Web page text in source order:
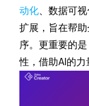
动化、数据可
扩展，旨在帮
序。更重要的
性，借助AI的力